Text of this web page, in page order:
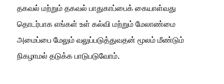
தகவல் மற்றும் தகவல் பாதுகாப்பைக் கையாள்வது
தொடர்பாக எங்கள் உள் கல்வி மற்றும் மேலாண்மை
அமைப்பை மேலும் வலுப்படுத்துவதன் மூலம் மீண்டும்
நிகழாமல் தடுக்க பாடுபடுவோம்.